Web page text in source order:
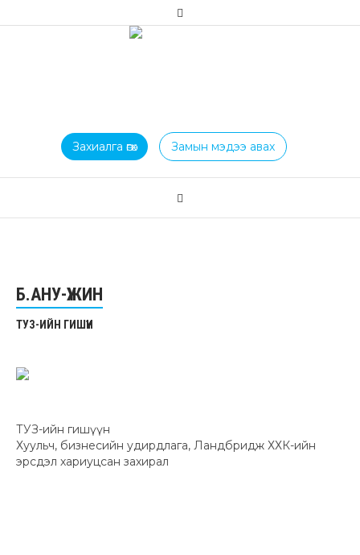
Захиалга өгөх Замын мэдээ авах
Б.АНУ-ҮЖИН
ТУЗ-ИЙН ГИШҮҮН
ТУЗ-ийн гишүүн
Хуульч, бизнесийн удирдлага, Ландбридж ХХК-ийн
эрсдэл хариуцсан захирал